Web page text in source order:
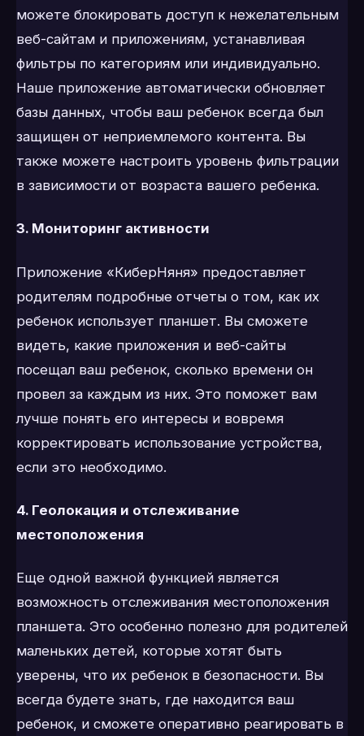
можете блокировать доступ к нежелательным
веб-сайтам и приложениям, устанавливая
фильтры по категориям или индивидуально.
Наше приложение автоматически обновляет
базы данных, чтобы ваш ребенок всегда был
защищен от неприемлемого контента. Вы
также можете настроить уровень фильтрации
в зависимости от возраста вашего ребенка.
3. Мониторинг активности
Приложение «КиберНяня» предоставляет
родителям подробные отчеты о том, как их
ребенок использует планшет. Вы сможете
видеть, какие приложения и веб-сайты
посещал ваш ребенок, сколько времени он
провел за каждым из них. Это поможет вам
лучше понять его интересы и вовремя
корректировать использование устройства,
если это необходимо.
4. Геолокация и отслеживание
местоположения
Еще одной важной функцией является
возможность отслеживания местоположения
планшета. Это особенно полезно для родителей
маленьких детей, которые хотят быть
уверены, что их ребенок в безопасности. Вы
всегда будете знать, где находится ваш
ребенок, и сможете оперативно реагировать в